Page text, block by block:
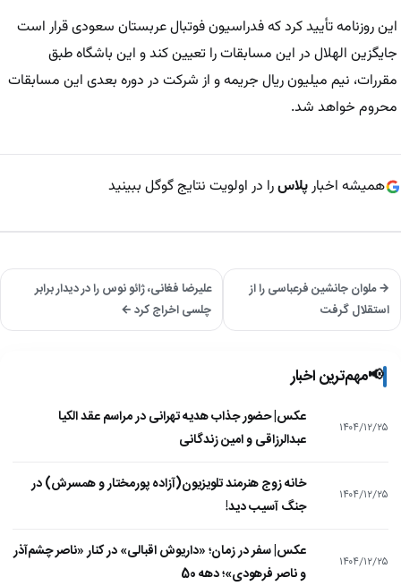
این روزنامه تأیید کرد که فدراسیون فوتبال عربستان سعودی قرار است
جایگزین الهلال در این مسابقات را تعیین کند و این باشگاه طبق
مقررات، نیم میلیون ریال جریمه و از شرکت در دوره بعدی این مسابقات
محروم خواهد شد.
همیشه اخبارپلاسرا در اولویت نتایج گوگل ببینید
→ ملوان جانشین فرعباسی را از
استقلال گرفت
علیرضا فغانی، ژائو نوس را در دیدار برابر
چلسی اخراج کرد ←
📢مهم‌ترین اخبار
۱۴۰۴/۱۲/۲۵
عکس| حضور جذاب هدیه تهرانی در مراسم عقد الکیا
عبدالرزاقی و امین زندگانی
۱۴۰۴/۱۲/۲۵
خانه زوج هنرمند تلویزیون(آزاده پورمختار و همسرش) در
جنگ آسیب دید!
۱۴۰۴/۱۲/۲۵
عکس| سفر در زمان؛ «داریوش اقبالی» در کنار «ناصر چشم‌آذر
و ناصر فرهودی»؛ دهه 50